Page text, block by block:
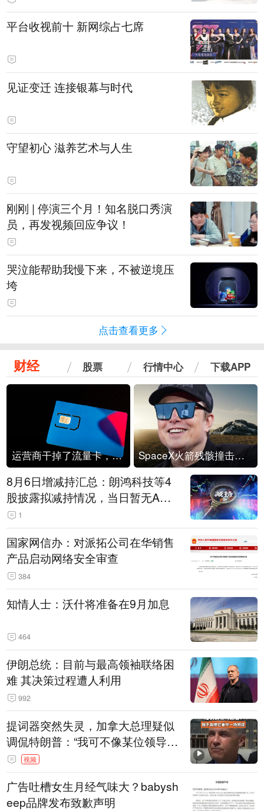
平台收视前十 新网综占七席
见证变迁 连接银幕与时代
守望初心 滋养艺术与人生
刚刚 | 停演三个月！知名脱口秀演
员，再发视频回应争议！
哭泣能帮助我慢下来，不被逆境压
垮
点击查看更多
财经 股票 行情中心 下载APP
运营商干掉了流量卡，他们真的玩不起了 SpaceX火箭残骸撞击月球
8月6日增减持汇总：朗鸿科技等4
股披露拟减持情况，当日暂无A股
公司披露拟增持情况（表）
1
国家网信办：对派拓公司在华销售
产品启动网络安全审查
384
知情人士：沃什将准备在9月加息
464
伊朗总统：目前与最高领袖联络困
难 其决策过程遭人利用
992
提词器突然失灵，加拿大总理疑似
调侃特朗普：“我可不像某位领导
人，把这当成一场阴谋”，全场哄笑
视频
广告吐槽女生月经气味大？babysh
eep品牌发布致歉声明